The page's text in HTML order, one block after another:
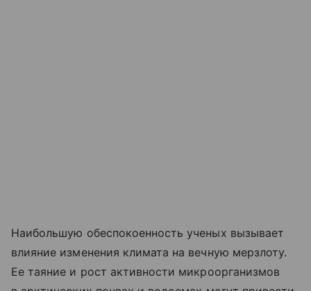
Наибольшую обеспокоенность ученых вызывает
влияние изменения климата на вечную мерзлоту.
Ее таяние и рост активности микроорганизмов